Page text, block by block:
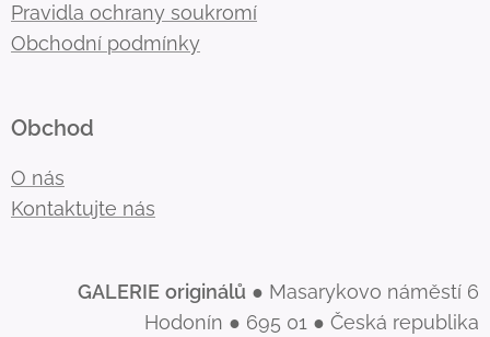
Pravidla ochrany soukromí
Obchodní podmínky
Obchod
O nás
Kontaktujte nás
GALERIE originálů ● Masarykovo náměstí 6
Hodonín ● 695 01 ● Česká republika